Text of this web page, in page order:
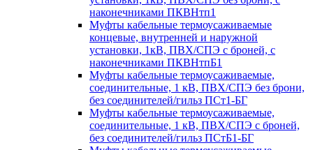
наконечниками ПКВНтп1
Муфты кабельные термоусаживаемые
концевые, внутренней и наружной
установки, 1кВ, ПВХ/СПЭ с броней, с
наконечниками ПКВНтпБ1
Муфты кабельные термоусаживаемые,
соединительные, 1 кВ, ПВХ/СПЭ без брони,
без соединителей/гильз ПСт1-БГ
Муфты кабельные термоусаживаемые,
соединительные, 1 кВ, ПВХ/СПЭ с броней,
без соединителей/гильз ПСтБ1-БГ